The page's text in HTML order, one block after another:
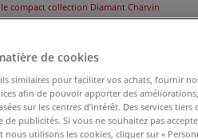
compact collection Diamant Charvin
de cookies
similaires pour faciliter vos achats, fournir
afin de pouvoir apporter des
sur les centres d’intérêt. Des services tiers
publicités. Si vous ne souhaitez pas
utilisons les cookies, cliquer sur «